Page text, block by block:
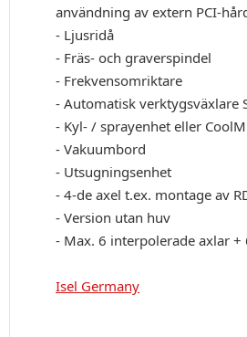
användning av extern PCI-
- Ljusridå
- Fräs- och graverspindel
- Frekvensomriktare
- Automatisk verktygsväxlare
- Kyl- / sprayenhet eller
- Vakuumbord
- Utsugningsenhet
- 4-de axel t.ex. montage av
- Version utan huv
- Max. 6 interpolerade axlar
Isel Germany